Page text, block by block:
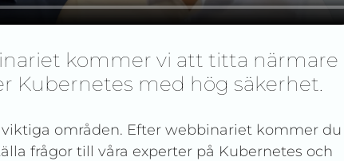
kommer vi att titta närmare
Kubernetes med hög säkerhet.
områden. Efter webbinariet kommer du
frågor till våra experter på Kubernetes och